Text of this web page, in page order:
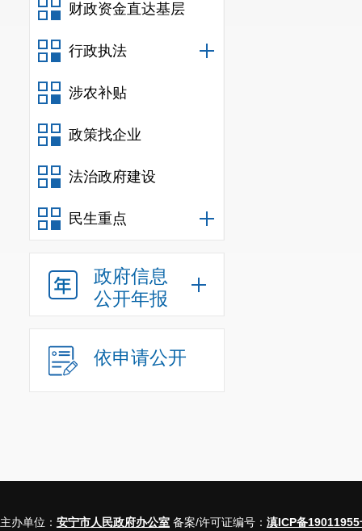
财政资金直达基层
行政执法
涉农补贴
政策找企业
法治政府建设
民生重点
政府信息
公开年报
依申请公开
主办单位： 安宁市人民政府办公室 备案/许可证编号： 滇ICP备